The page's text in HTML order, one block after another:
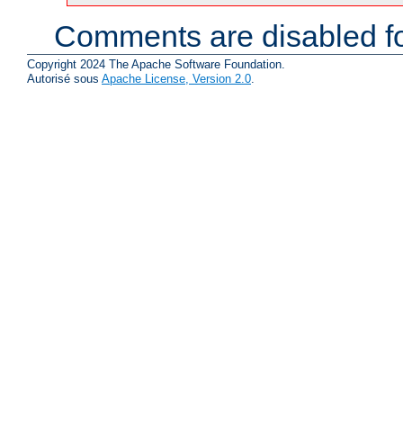
Comments are disabled
Copyright 2024 The Apache Software Foundation.
Autorisé sous Apache License, Version 2.0